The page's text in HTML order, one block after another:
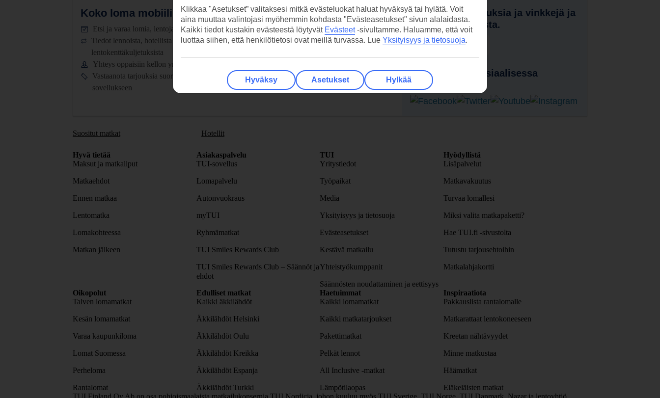
Koko loma mobiilissa.Lataa TUI-sovellus nyt!
Etsi ja varaa lomia, lentoja ja hotelleja
Tiedot lennoista, hotellista ja
lentokenttäkuljetuksista
Yhteys oppaisiin kellon ympäri
Vastaanota tarjouksia suoraan
sovellukseen
Lataa sovellus kätevästi lukemalla
QR-koodi puhelimesi kameralla.
Vastaanota tarjouksia ja vinkkejä ja
tietoja uutuuksista.
Tilaa uutiskirje
Seuraa meitä sosiaalisessa
mediassa
Suositut matkat Hotellit
Hyvä tietää
Maksut ja matkaliput
Matkaehdot
Ennen matkaa
Lentomatka
Lomakohteessa
Matkan jälkeen
Asiakaspalvelu
TUI-sovellus
Lomapalvelu
Autonvuokraus
myTUI
Ryhmämatkat
TUI Smiles Rewards Club
TUI Smiles Rewards Club – Säännöt ja
ehdot
TUI
Yritystiedot
Työpaikat
Media
Yksityisyys ja tietosuoja
Evästeasetukset
Kestävä matkailu
Yhteistyökumppanit
Säännösten noudattaminen ja eettisyys
Hyödyllistä
Lisäpalvelut
Matkavakuutus
Turvaa lomallesi
Miksi valita matkapaketti?
Hae TUI.fi -sivustolta
Tutustu tarjousehtoihin
Matkalahjakortti
Oikopolut
Talven lomamatkat
Kesän lomamatkat
Varaa kaupunkiloma
Lomat Suomessa
Perheloma
Rantalomat
Edulliset matkat
Kaikki äkkilähdöt
Äkkilähdöt Helsinki
Äkkilähdöt Oulu
Äkkilähdöt Kreikka
Äkkilähdöt Espanja
Äkkilähdöt Turkki
Haetuimmat
Kaikki lomamatkat
Kaikki matkatarjoukset
Pakettimatkat
Pelkät lennot
All Inclusive -matkat
Lämpötilaopas
Inspiraatiota
Pakkauslista rantalomalle
Matkarattaat lentokoneeseen
Kreetan nähtävyydet
Minne matkustaa
Häämatkat
Eläkeläisten matkat
Klikkaa "Asetukset” valitaksesi mitkä evästeluokat haluat hyväksyä tai hylätä. Voit
aina muuttaa valintojasi myöhemmin kohdasta "Evästeasetukset" sivun alalaidasta.
Kaikki tiedot kustakin evästeestä löytyvät Evästeet-sivultamme. Haluamme, että voit
luottaa siihen, että henkilötietosi ovat meillä turvassa. Lue Yksityisyys ja tietosuoja.
Hyväksy Asetukset Hylkää